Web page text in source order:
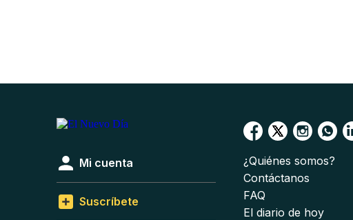
Mi cuenta
Suscríbete
¿Quiénes somos?
Contáctanos
FAQ
El diario de hoy